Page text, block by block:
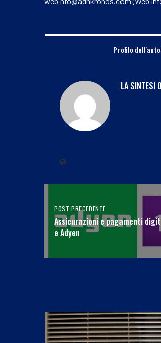
Profilo
LA SINTESI
POST PRECEDENTE
Assicurazioni e pagamenti
e Adyen